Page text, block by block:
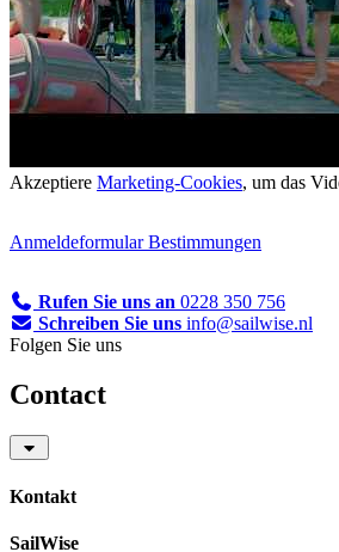
Akzeptiere Marketing-Cookies, um das
Anmeldeformular Bestimmungen
Rufen Sie uns an 0228 350 756
Schreiben Sie uns info@sailwise.nl
Folgen Sie uns
Contact
Kontakt
SailWise